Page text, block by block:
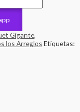
Gigante,
los Arreglos Etiquetas: